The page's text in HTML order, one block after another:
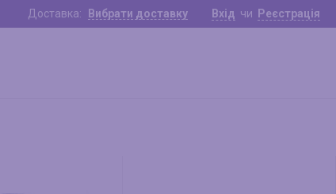
Вхід чи Реєстрація
Доставка: Вибрати доставку